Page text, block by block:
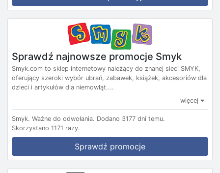
Sprawdź najnowsze promocje Smyk
Smyk.com to sklep internetowy należący do znanej sieci SMYK,
oferujący szeroki wybór ubrań, zabawek, książek, akcesoriów dla
dzieci i artykułów dla niemowląt....
więcej
Smyk. Ważne do odwołania. Dodano 3177 dni temu.
Skorzystano 1171 razy.
Sprawdź promocje